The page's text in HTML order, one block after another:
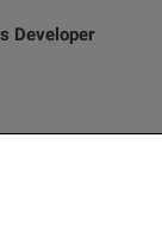
Developer
Alerts für